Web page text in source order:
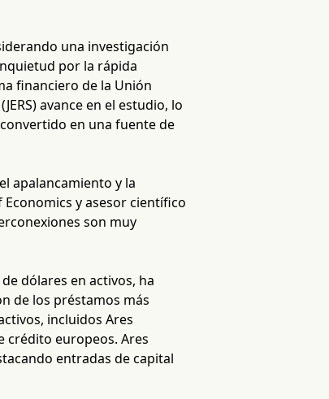
una investigación
por la rápida
financiero de la Unión
avance en el estudio, lo
en una fuente de
apalancamiento y la
y asesor científico
son muy
dólares en activos, ha
de los préstamos más
incluidos Ares
crédito europeos. Ares
entradas de capital